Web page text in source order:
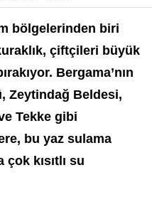
bölgelerinden biri
çiftçileri büyük
Bergama’nın
Zeytindağ Beldesi,
Tekke gibi
bu yaz sulama
kısıtlı su